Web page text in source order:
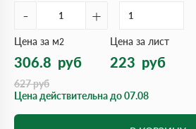
- +
Цена за м2
306.8 руб
Цена за лист
223 руб
627руб
Цена действительна до 07.08